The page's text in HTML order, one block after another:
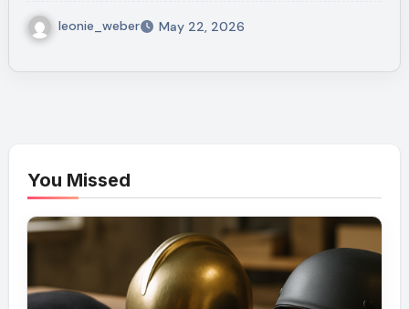
leonie_weber May 22, 2026
You Missed